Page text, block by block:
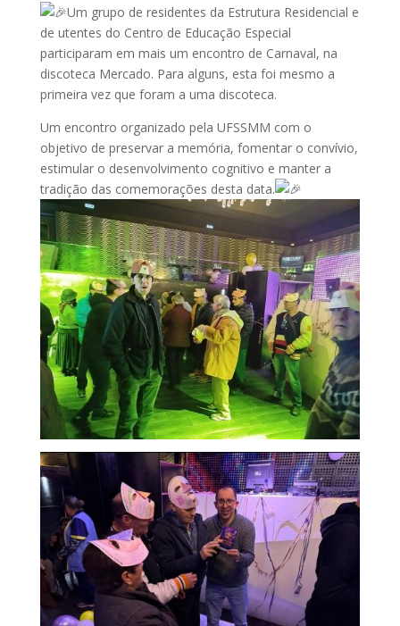
Um grupo de residentes da Estrutura Residencial e
de utentes do Centro de Educação Especial
participaram em mais um encontro de Carnaval, na
discoteca Mercado. Para alguns, esta foi mesmo a
primeira vez que foram a uma discoteca.
Um encontro organizado pela UFSSMM com o
objetivo de preservar a memória, fomentar o convívio,
estimular o desenvolvimento cognitivo e manter a
tradição das comemorações desta data.